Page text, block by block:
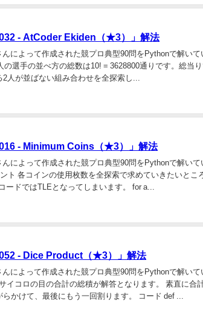
032 - AtCoder Ekiden（★3）」解法
んによって作成された競プロ典型90問をPythonで解いて
選手の並べ方の総数は10! = 3628800通りです。総当
人が並ばない組み合わせを全探索し...
016 - Minimum Coins（★3）」解法
んによって作成された競プロ典型90問をPythonで解いて
ト 各コインの使用枚数を全探索で求めていきたいとこ
ードではTLEとなってしまいます。 for a...
052 - Dice Product（★3）」解法
んによって作成された競プロ典型90問をPythonで解いて
イコロの目の合計の総積が解答となります。 素直に合
かけて、最後にもう一回割ります。 コード def ...